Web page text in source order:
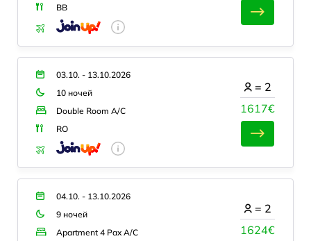
BB
03.10. - 13.10.2026
10 ночей
Double Room A/C
RO
1617€
= 2
04.10. - 13.10.2026
9 ночей
Apartment 4 Pax A/C
1624€
= 2